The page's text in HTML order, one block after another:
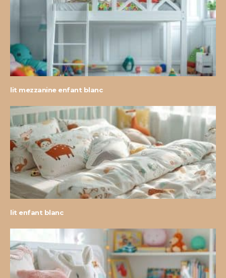
lit mezzanine enfant blanc
lit enfant blanc